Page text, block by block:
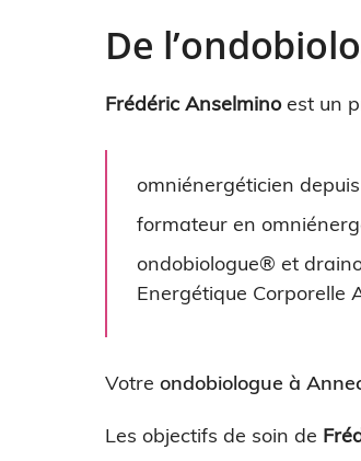
De
Frédéric Anselminoest un
omniénergéticien
formateur en
ondobiologue® et
Energétique Corporelle
Votre ondobiologue à
Les objectifs de soin de